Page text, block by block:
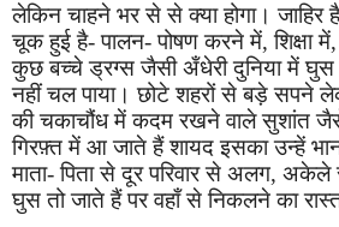
लेकिन चाहने भर से से क्या होगा। जाहिर
चूक हुई है- पालन- पोषण करने में,शिक्षा में
कुछ बच्चे ड्रग्स जैसी अँधेरी दुनिया में घुस
नहीं चल पाया। छोटे शहरों से बड़े सपने
की चकाचौंध में कदम रखने वाले सुशांत
गिरफ़्त में आ जाते हैं शायद इसका उन्हें
माता- पिता से दूर परिवार से अलग, अकेले
घुस तो जाते हैं पर वहाँ से निकलने का